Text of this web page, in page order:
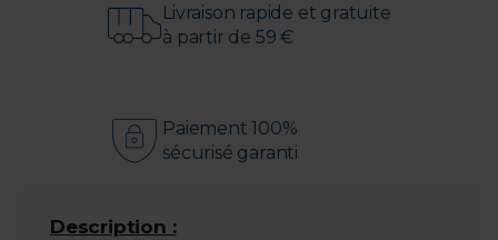
Livraison rapide et gratuite
à partir de 59 €
Paiement 100%
sécurisé garanti
Description :